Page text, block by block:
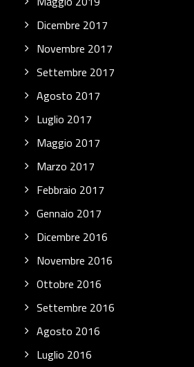
Dicembre 2017
Novembre 2017
Settembre 2017
Agosto 2017
Luglio 2017
Maggio 2017
Marzo 2017
Febbraio 2017
Gennaio 2017
Dicembre 2016
Novembre 2016
Ottobre 2016
Settembre 2016
Agosto 2016
Luglio 2016